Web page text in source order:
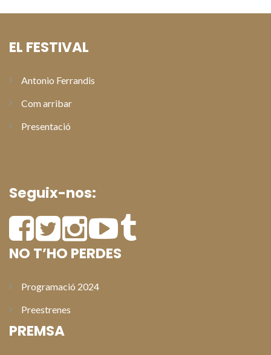
EL FESTIVAL
Antonio Ferrandis
Com arribar
Presentació
Seguix-nos:
NO T’HO PERDES
Programació 2024
Preestrenes
PREMSA